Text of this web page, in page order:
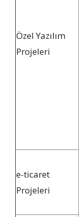
Özel Yazılım
Projeleri
e-ticaret
Projeleri